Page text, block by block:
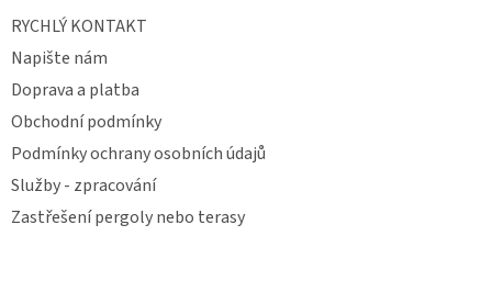
RYCHLÝ KONTAKT
Napište nám
Doprava a platba
Obchodní podmínky
Podmínky ochrany osobních údajů
Služby - zpracování
Zastřešení pergoly nebo terasy